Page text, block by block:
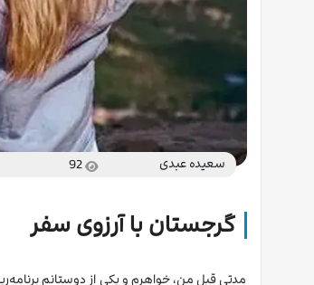
سعیده عبدی 92
گرجستان با آرزوی سفر
مدتی قبل من، خواهرم و یکی از دوستانم